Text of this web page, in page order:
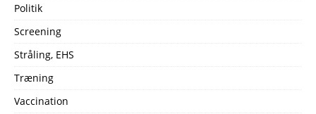
Politik
Screening
Stråling, EHS
Træning
Vaccination